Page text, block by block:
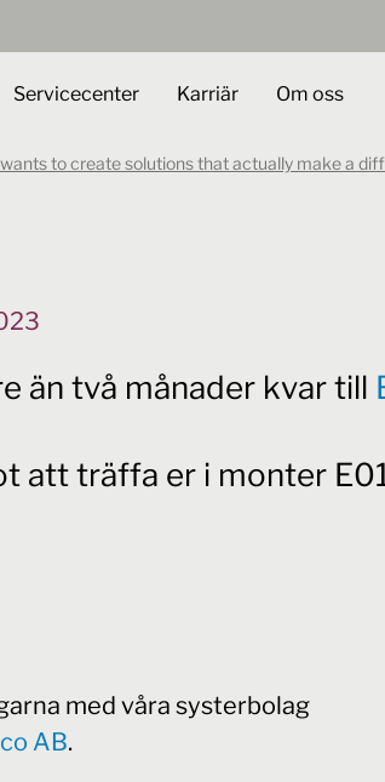
Servicecenter Karriär Om oss
to create solutions that actually make a
än två månader kvar till
att träffa er i monter
med våra systerbolag
AB.